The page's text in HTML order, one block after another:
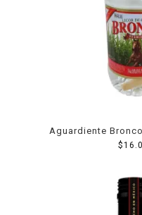
Limpieza del
Pan de la casa
Salchichonería
Aguardiente
$